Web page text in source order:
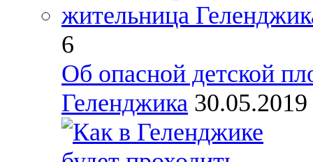
6
Об опасной детской
Геленджика 30.05.2019